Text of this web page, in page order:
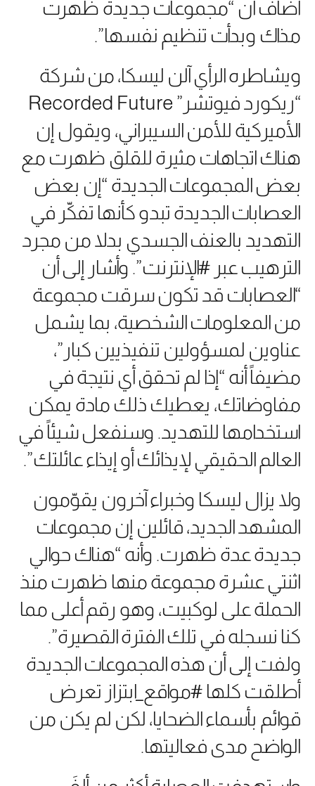
أضاف أن “مجموعات جديدة ظهرت
مذاك وبدأت تنظيم نفسها”.
ويشاطره الرأي آلن ليسكا، من شركة
“ريكورد فيوتشر” Recorded Future
الأميركية للأمن السيبراني، ويقول إن
هناك اتجاهات مثيرة للقلق ظهرت مع
بعض المجموعات الجديدة “إن بعض
العصابات الجديدة تبدو كأنها تفكّر في
التهديد بالعنف الجسدي بدلا من مجرد
الترهيب عبر #الإنترنت”. وأشار إلى أن
“العصابات قد تكون سرقت مجموعة
من المعلومات الشخصية، بما يشمل
عناوين لمسؤولين تنفيذيين كبار”،
مضيفاً أنه “إذا لم تحقق أي نتيجة في
مفاوضاتك، يعطيك ذلك مادة يمكن
استخدامها للتهديد. وسنفعل شيئاً في
العالم الحقيقي لإيذائك أو إيذاء عائلتك”.
ولا يزال ليسكا وخبراء آخرون يقوّمون
المشهد الجديد، قائلين إن مجموعات
جديدة عدة ظهرت. وأنه “هناك حوالي
اثنتي عشرة مجموعة منها ظهرت منذ
الحملة على لوكبيت، وهو رقم أعلى مما
كنا نسجله في تلك الفترة القصيرة”.
ولفت إلى أن هذه المجموعات الجديدة
أطلقت كلها #مواقع_ابتزاز تعرض
قوائم بأسماء الضحايا، لكن لم يكن من
الواضح مدى فعاليتها.